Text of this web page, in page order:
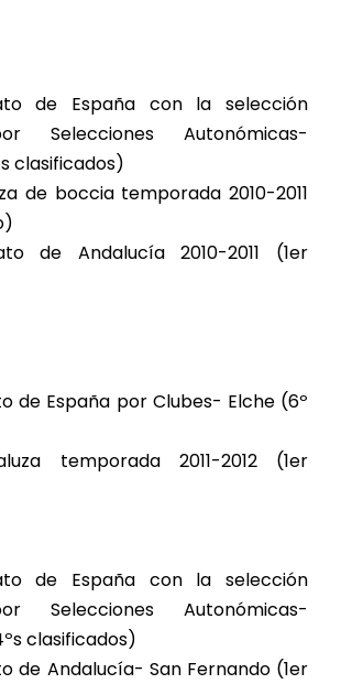
de España con la selección
Selecciones Autonómicas-
clasificados)
de boccia temporada 2010-2011
de Andalucía 2010-2011 (1er
de España por Clubes- Elche (6º
temporada 2011-2012 (1er
de España con la selección
Selecciones Autonómicas-
clasificados)
de Andalucía- San Fernando (1er